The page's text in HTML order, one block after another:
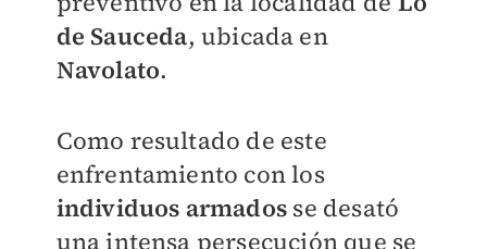
de Sauceda, ubicada en
Navolato.
Como resultado de este
enfrentamiento con los
individuos armados se desató
una intensa persecución que se